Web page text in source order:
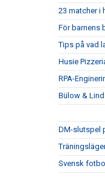
23 matcher i
För barnens
Tips på vad
Husie
RPA-
Bülow &
DM-slutspel
Svensk